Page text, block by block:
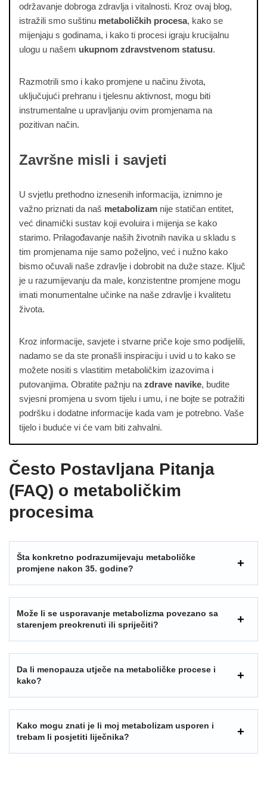
održavanje dobroga zdravlja i vitalnosti. Kroz ovaj blog,
istražili smo suštinu metaboličkih procesa, kako se
mijenjaju s godinama, i kako ti procesi igraju krucijalnu
ulogu u našem ukupnom zdravstvenom statusu.
Razmotrili smo i kako promjene u načinu života,
uključujući prehranu i tjelesnu aktivnost, mogu biti
instrumentalne u upravljanju ovim promjenama na
pozitivan način.
Završne misli i savjeti
U svjetlu prethodno iznesenih informacija, iznimno je
važno priznati da naš metabolizam nije statičan entitet,
već dinamički sustav koji evoluira i mijenja se kako
starimo. Prilagođavanje naših životnih navika u skladu s
tim promjenama nije samo poželjno, već i nužno kako
bismo očuvali naše zdravlje i dobrobit na duže staze. Ključ
je u razumijevanju da male, konzistentne promjene mogu
imati monumentalne učinke na naše zdravlje i kvalitetu
života.
Kroz informacije, savjete i stvarne priče koje smo podijelili,
nadamo se da ste pronašli inspiraciju i uvid u to kako se
možete nositi s vlastitim metaboličkim izazovima i
putovanjima. Obratite pažnju nazdrave navike, budite
svjesni promjena u svom tijelu i umu, i ne bojte se potražiti
podršku i dodatne informacije kada vam je potrebno. Vaše
tijelo i buduće vi će vam biti zahvalni.
Često Postavljana Pitanja
(FAQ) o metaboličkim
procesima
Šta konkretno podrazumijevaju metaboličke
promjene nakon 35. godine?
Može li se usporavanje metabolizma povezano sa
starenjem preokrenuti ili spriječiti?
Da li menopauza utječe na metaboličke procese i
kako?
Kako mogu znati je li moj metabolizam usporen i
trebam li posjetiti liječnika?